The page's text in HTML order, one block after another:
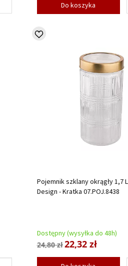
Do koszyka
Pojemnik szklany okrągły 1,7
Design - Kratka 07.POJ.8438
Dostępny (wysyłka do 48h)
24,80 zł22,32 zł